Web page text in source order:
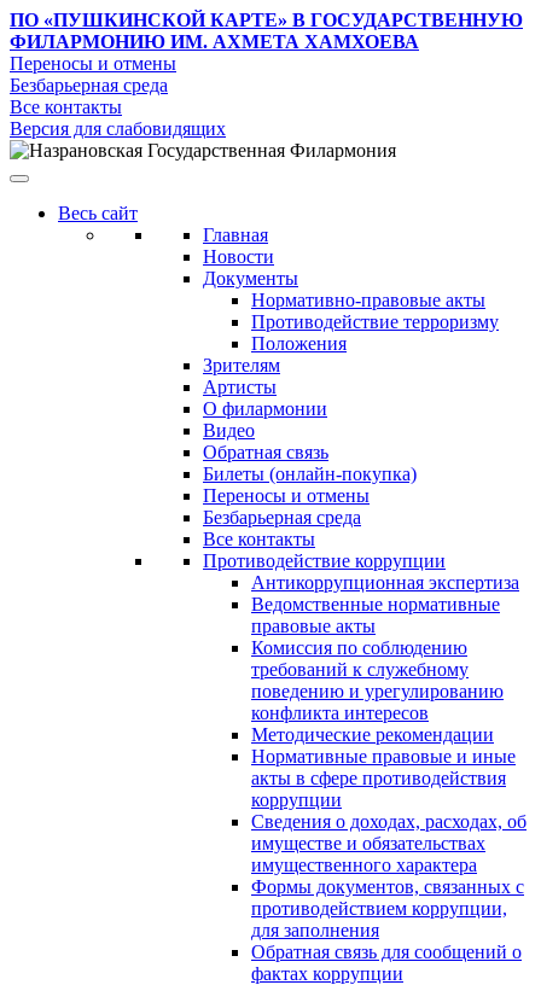
ПО «ПУШКИНСКОЙ КАРТЕ» В ГОСУДАРСТВЕННУЮ
ФИЛАРМОНИЮ ИМ. АХМЕТА ХАМХОЕВА
Переносы и отмены
Безбарьерная среда
Все контакты
Версия для слабовидящих
Весь сайт
Главная
Новости
Документы
Нормативно-правовые акты
Противодействие терроризму
Положения
Зрителям
Артисты
О филармонии
Видео
Обратная связь
Билеты (онлайн-покупка)
Переносы и отмены
Безбарьерная среда
Все контакты
Противодействие коррупции
Антикоррупционная экспертиза
Ведомственные нормативные
правовые акты
Комиссия по соблюдению
требований к служебному
поведению и урегулированию
конфликта интересов
Методические рекомендации
Нормативные правовые и иные
акты в сфере противодействия
коррупции
Сведения о доходах, расходах, об
имуществе и обязательствах
имущественного характера
Формы документов, связанных с
противодействием коррупции,
для заполнения
Обратная связь для сообщений о
фактах коррупции